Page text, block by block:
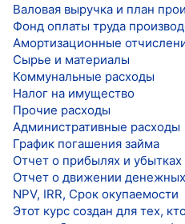
Валовая выручка и план
Фонд оплаты труда
Амортизационные
Сырье и материалы
Коммунальные расходы
Налог на имущество
Прочие расходы
Административные расходы
График погашения займа
Отчет о прибылях и убытках
Отчет о движении
NPV, IRR, Срок окупаемости
Этот курс создан для тех,